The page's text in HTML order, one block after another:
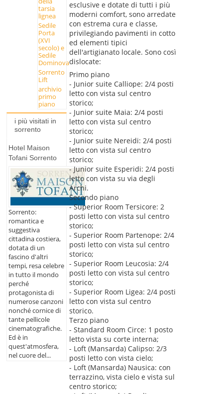
tarsia
lignea
Sedile
Porta
(XVI
secolo) e
Sedile
Dominova
Sorrento
Lift
archivio
primo
piano
i più visitati in
sorrento
Hotel Maison
Tofani Sorrento
Sorrento:
romantica e
suggestiva
cittadina costiera,
dotata di un
fascino d'altri
tempi, resa celebre
in tutto il mondo
perché
protagonista di
numerose canzoni
nonché cornice di
tante pellicole
cinematografiche.
Ed è in
quest'atmosfera,
nel cuore del...
esclusive e dotate di tutti i più
moderni comfort, sono arredate
con estrema cura e classe,
privilegiando pavimenti in cotto
ed elementi tipici
dell'artigianato locale. Sono così
dislocate:
Primo piano
- Junior suite Calliope: 2/4 posti
letto con vista sul centro
storico;
- Junior suite Maia: 2/4 posti
letto con vista sul centro
storico;
- Junior suite Nereidi: 2/4 posti
letto con vista sul centro
storico;
- Junior suite Esperidi: 2/4 posti
letto con vista su via degli
Archi.
Secondo piano
- Superior Room Tersicore: 2
posti letto con vista sul centro
storico;
- Superior Room Partenope: 2/4
posti letto con vista sul centro
storico;
- Superior Room Leucosia: 2/4
posti letto con vista sul centro
storico;
- Superior Room Ligea: 2/4 posti
letto con vista sul centro
storico.
Terzo piano
- Standard Room Circe: 1 posto
letto vista su corte interna;
- Loft (Mansarda) Calipso: 2/3
posti letto con vista cielo;
- Loft (Mansarda) Nausica: con
terrazzino, vista cielo e vista sul
centro storico;